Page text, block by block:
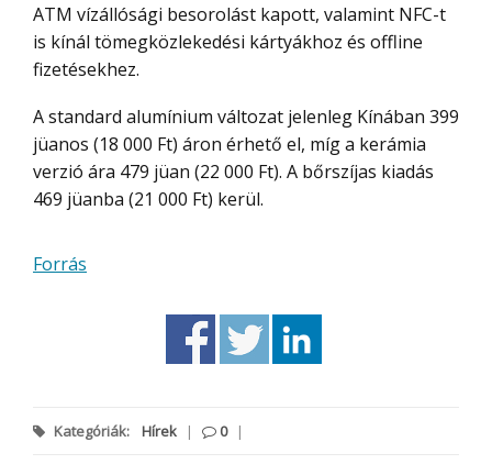
ATM vízállósági besorolást kapott, valamint NFC-t
is kínál tömegközlekedési kártyákhoz és offline
fizetésekhez.
A standard alumínium változat jelenleg Kínában 399
jüanos (18 000 Ft) áron érhető el, míg a kerámia
verzió ára 479 jüan (22 000 Ft). A bőrszíjas kiadás
469 jüanba (21 000 Ft) kerül.
Forrás
Kategóriák: Hírek | 0 |